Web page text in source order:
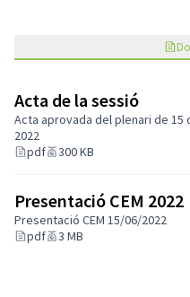
Acta de la sessió
Acta aprovada del plenari de 15
2022
pdf
300 KB
Presentació CEM 2022
Presentació CEM 15/06/2022
pdf
3 MB